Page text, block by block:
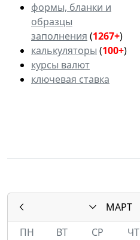
формы, бланки и
образцы
заполнения (1267+)
калькуляторы (100+)
курсы валют
ключевая ставка
МАРТ
ПН
ВТ СР ЧТ